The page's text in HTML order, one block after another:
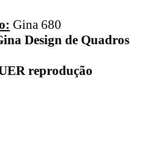
Gina 680
Design de Quadros
reprodução